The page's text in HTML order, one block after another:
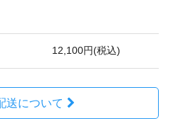
12,100円(税込)
送について